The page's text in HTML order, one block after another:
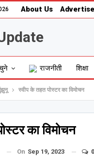
About Us
राजनीती शिक्षा
स्वीप के तहत पोस्टर का विमोचन
का विमोचन
On Sep 19, 2023 0